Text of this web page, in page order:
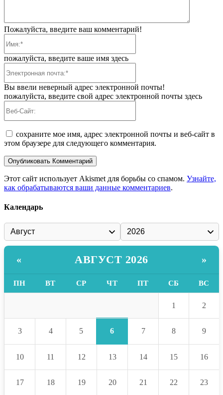
Пожалуйста, введите ваш комментарий!
пожалуйста, введите ваше имя здесь
Вы ввели неверный адрес электронной почты!
пожалуйста, введите свой адрес электронной почты здесь
сохраните мое имя, адрес электронной почты и веб-сайт в
этом браузере для следующего комментария.
Этот сайт использует Akismet для борьбы со спамом. Узнайте,
как обрабатываются ваши данные комментариев.
Календарь
« АВГУСТ 2026 »
ПН ВТ СР ЧТ ПТ СБ ВС
1 2
3 4 5 6 7 8 9
10 11 12 13 14 15 16
17 18 19 20 21 22 23